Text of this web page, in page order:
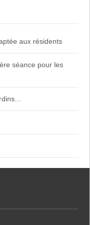
aux résidents
séance pour les